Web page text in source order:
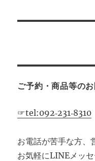
ご予約・商品等の
☞tel:092‐231‐8310
お電話が苦手な方、
お気軽にLINEメッ